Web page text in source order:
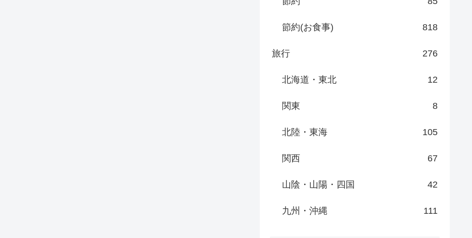
節約(お食事) 818
旅行 276
北海道・東北 12
関東 8
北陸・東海 105
関西 67
山陰・山陽・四国 42
九州・沖縄 111